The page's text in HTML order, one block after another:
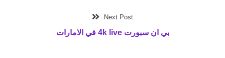
Next Post
بي ان سبورت 4k live في الامارات